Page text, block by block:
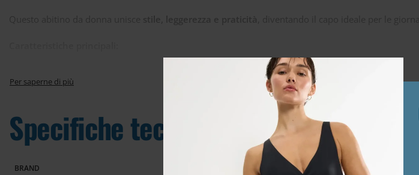
, fresco, traspirante e piacevole sulla pelle
Disponibile in due eleganti varianti colore
Specifiche tecniche
BRAND